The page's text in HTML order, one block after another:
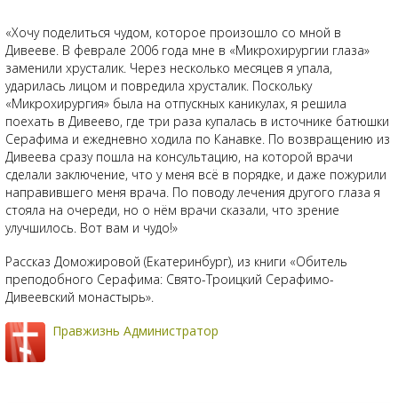
«Хочу поделиться чудом, которое произошло со мной в
Дивееве. В феврале 2006 года мне в «Микрохирургии глаза»
заменили хрусталик. Через несколько месяцев я упала,
ударилась лицом и повредила хрусталик. Поскольку
«Микрохирургия» была на отпускных каникулах, я решила
поехать в Дивеево, где три раза купалась в источнике батюшки
Серафима и ежедневно ходила по Канавке. По возвращению из
Дивеева сразу пошла на консультацию, на которой врачи
сделали заключение, что у меня всё в порядке, и даже пожурили
направившего меня врача. По поводу лечения другого глаза я
стояла на очереди, но о нём врачи сказали, что зрение
улучшилось. Вот вам и чудо!»
Рассказ Доможировой (Екатеринбург), из книги «Обитель
преподобного Серафима: Свято-Троицкий Серафимо-
Дивеевский монастырь».
Правжизнь Администратор